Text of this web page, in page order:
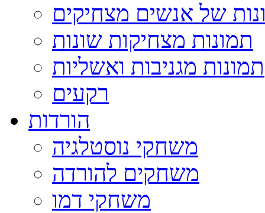
של אנשים מצחיקים
תמונות מצחיקות שונות
תמונות מגניבות ואשליות
רקעים
הורדות
משחקי נוסטלגיה
משחקים להורדה
משחקי דמו